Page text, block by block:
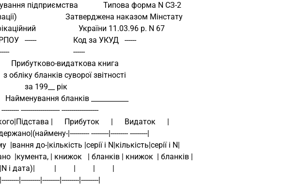
підприємства             Типова форма N СЗ-2
Затверджена наказом Мінстату
України 11.03.96 р. N 67
------                   Код за УКУД   ------
------                                 ------
                    Прибутково-видаткова книга
                з обліку бланків суворої звітності
                           за 199__ рік
                 Найменування бланків ___________
-------------------- -------------------
|      Прибуток      |      Видаток      |
|---------- ---------|--------- ---------|
|вання до-|кількість |серії і N|кількість|серії і N|
|кумента, | книжок   | бланків | книжок  | бланків |
і дата)|          |         |         |         |
|----------|---------|---------|---------|